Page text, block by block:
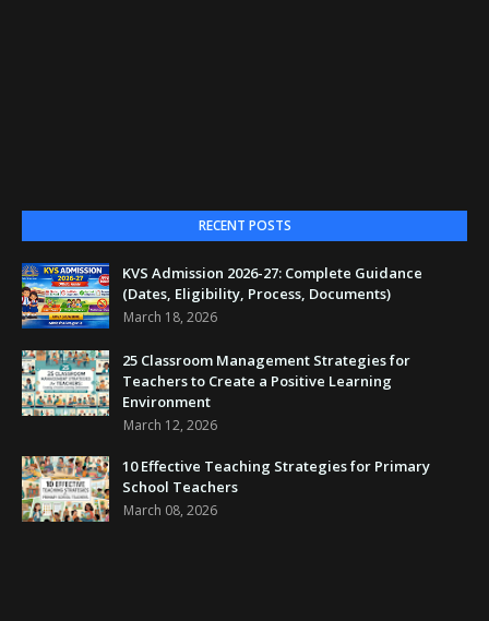
RECENT POSTS
KVS Admission 2026-27: Complete Guidance
(Dates, Eligibility, Process, Documents)
March 18, 2026
25 Classroom Management Strategies for
Teachers to Create a Positive Learning
Environment
March 12, 2026
10 Effective Teaching Strategies for Primary
School Teachers
March 08, 2026